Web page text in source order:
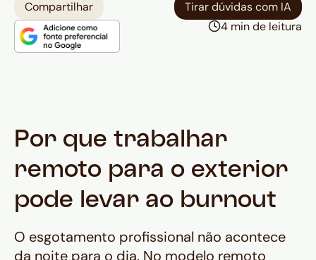
quanto se perde em taxas de
câmbio adiciona uma carga
cognitiva constante que a Husky
Compartilhar
Tirar dúvidas com IA
4 min de leitura
Por que trabalhar
remoto para o exterior
pode levar ao burnout
O esgotamento profissional não acontece
da noite para o dia. No modelo remoto